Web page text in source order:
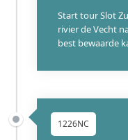
Start tour Slot
rivier de Vecht
best bewaarde
1226NC